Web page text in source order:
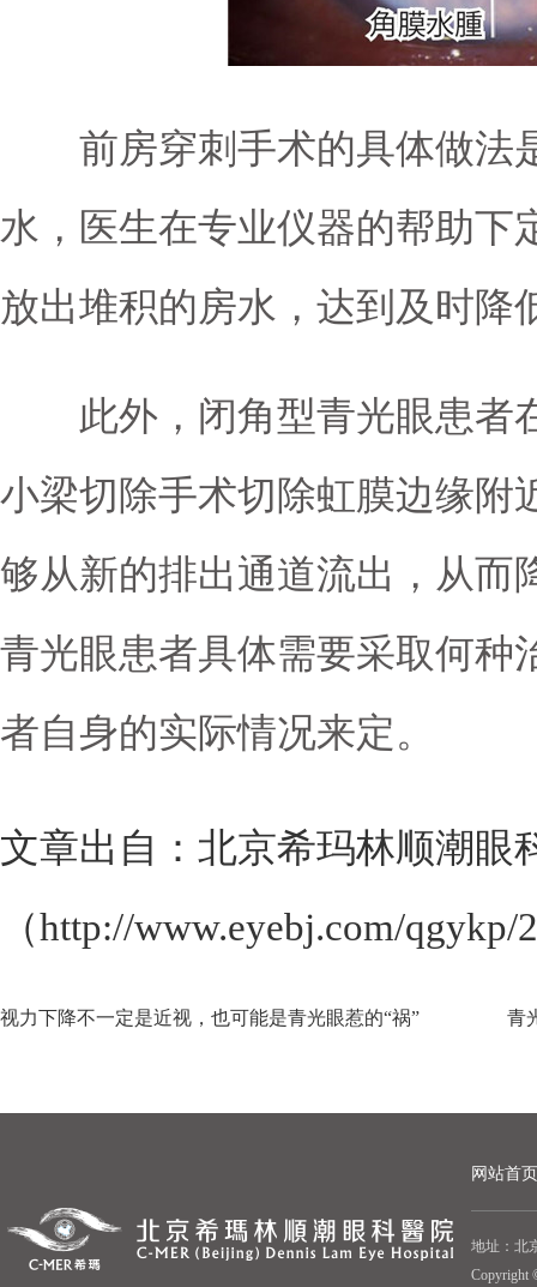
前房穿刺手术的具体做法
水，医生在专业仪器的帮助下
放出堆积的房水，达到及时降
此外，闭角型青光眼患者
小梁切除手术切除虹膜边缘附
够从新的排出通道流出，从而
青光眼患者具体需要采取何种
者自身的实际情况来定。
文章出自：北京希玛林顺潮眼
（http://www.eyebj.com/
视力下降不一定是近视，也可能是青光眼惹的“祸”
网站首页
地址：北
Copyright